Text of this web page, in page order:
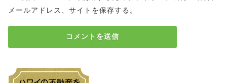
メールアドレス、サイトを保存する。